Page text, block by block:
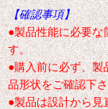
【確認事項】
●製品性能に必要な
す。
●購入前に必ず、
品形状をご確認下
●製品は設計から見